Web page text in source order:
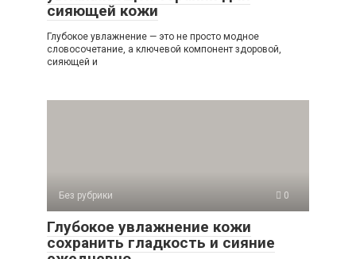
сияющей кожи
Глубокое увлажнение — это не просто модное
словосочетание, а ключевой компонент здоровой,
сияющей и
Без рубрики 0
Глубокое увлажнение кожи
сохранить гладкость и сияние